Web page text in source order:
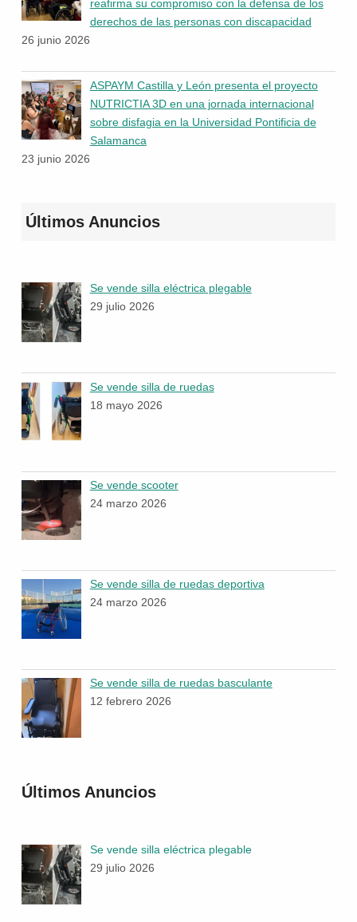
reafirma su compromiso con la defensa de los
derechos de las personas con discapacidad
26 junio 2026
ASPAYM Castilla y León presenta el proyecto
NUTRICTIA 3D en una jornada internacional
sobre disfagia en la Universidad Pontificia de
Salamanca
23 junio 2026
Últimos Anuncios
Se vende silla eléctrica plegable
29 julio 2026
Se vende silla de ruedas
18 mayo 2026
Se vende scooter
24 marzo 2026
Se vende silla de ruedas deportiva
24 marzo 2026
Se vende silla de ruedas basculante
12 febrero 2026
Últimos Anuncios
Se vende silla eléctrica plegable
29 julio 2026